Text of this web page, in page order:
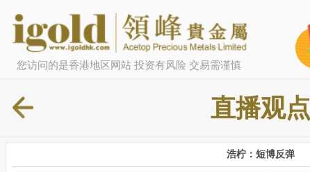
您访问的是香港地区网站 投资有风险 交易需谨慎
直播观点
浩柠：短博反弹